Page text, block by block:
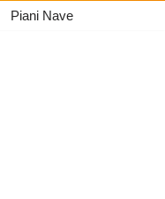
Piani Nave